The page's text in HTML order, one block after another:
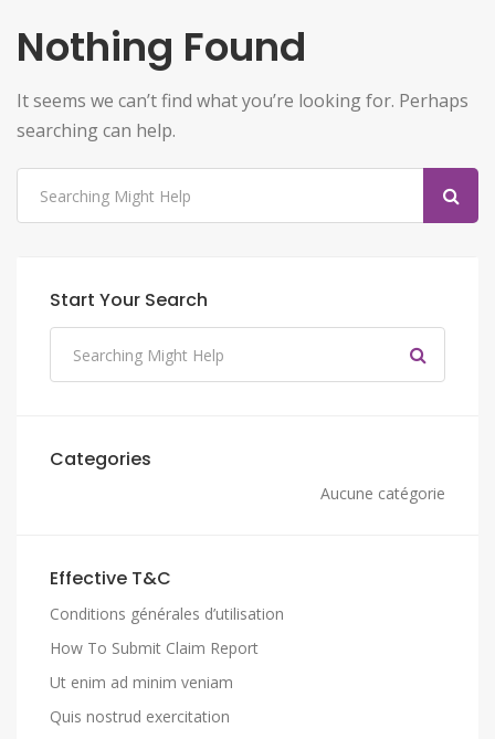
Nothing Found
It seems we can’t find what you’re looking for. Perhaps
searching can help.
Start Your Search
Categories
Aucune catégorie
Effective T&C
Conditions générales d’utilisation
How To Submit Claim Report
Ut enim ad minim veniam
Quis nostrud exercitation